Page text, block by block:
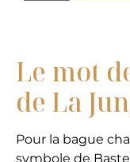
Le mot
de La
Pour la bague
symbole de